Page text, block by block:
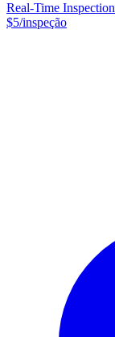
Real-Time Inspection
$5/inspeção